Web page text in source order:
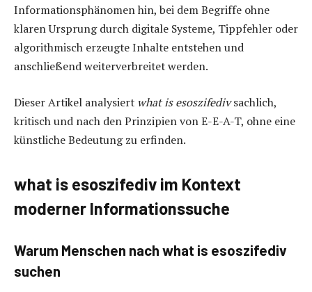
Informationsphänomen hin, bei dem Begriffe ohne
klaren Ursprung durch digitale Systeme, Tippfehler oder
algorithmisch erzeugte Inhalte entstehen und
anschließend weiterverbreitet werden.
Dieser Artikel analysiert what is esoszifedivsachlich,
kritisch und nach den Prinzipien von E-E-A-T, ohne eine
künstliche Bedeutung zu erfinden.
what is esoszifediv im Kontext
moderner Informationssuche
Warum Menschen nach what is esoszifediv
suchen